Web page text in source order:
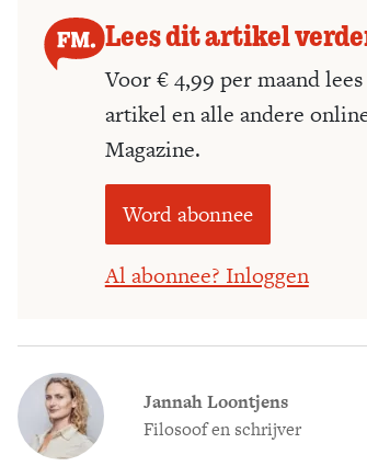
Lees dit artikel
Voor € 4,99 per maand
artikel en alle andere
Magazine.
Word abonnee
Al abonnee? Inloggen
Jannah Loontjens
Filosoof en schrijver